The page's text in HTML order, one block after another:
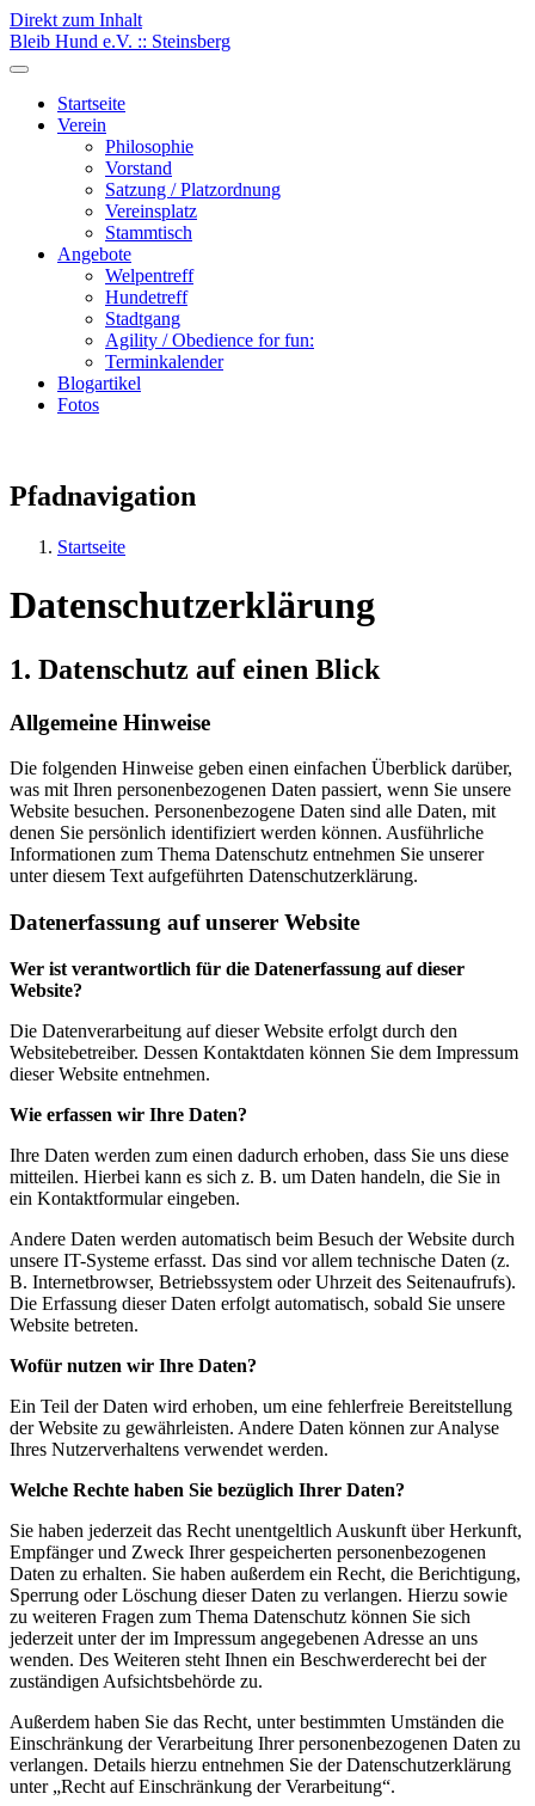
Direkt zum Inhalt
Bleib Hund e.V. :: Steinsberg
Startseite
Verein
Philosophie
Vorstand
Satzung / Platzordnung
Vereinsplatz
Stammtisch
Angebote
Welpentreff
Hundetreff
Stadtgang
Agility / Obedience for fun:
Terminkalender
Blogartikel
Fotos
Pfadnavigation
Startseite
Datenschutzerklärung
1. Datenschutz auf einen Blick
Allgemeine Hinweise
Die folgenden Hinweise geben einen einfachen Überblick darüber,
was mit Ihren personenbezogenen Daten passiert, wenn Sie unsere
Website besuchen. Personenbezogene Daten sind alle Daten, mit
denen Sie persönlich identifiziert werden können. Ausführliche
Informationen zum Thema Datenschutz entnehmen Sie unserer
unter diesem Text aufgeführten Datenschutzerklärung.
Datenerfassung auf unserer Website
Wer ist verantwortlich für die Datenerfassung auf dieser
Website?
Die Datenverarbeitung auf dieser Website erfolgt durch den
Websitebetreiber. Dessen Kontaktdaten können Sie dem Impressum
dieser Website entnehmen.
Wie erfassen wir Ihre Daten?
Ihre Daten werden zum einen dadurch erhoben, dass Sie uns diese
mitteilen. Hierbei kann es sich z. B. um Daten handeln, die Sie in
ein Kontaktformular eingeben.
Andere Daten werden automatisch beim Besuch der Website durch
unsere IT-Systeme erfasst. Das sind vor allem technische Daten (z.
B. Internetbrowser, Betriebssystem oder Uhrzeit des Seitenaufrufs).
Die Erfassung dieser Daten erfolgt automatisch, sobald Sie unsere
Website betreten.
Wofür nutzen wir Ihre Daten?
Ein Teil der Daten wird erhoben, um eine fehlerfreie Bereitstellung
der Website zu gewährleisten. Andere Daten können zur Analyse
Ihres Nutzerverhaltens verwendet werden.
Welche Rechte haben Sie bezüglich Ihrer Daten?
Sie haben jederzeit das Recht unentgeltlich Auskunft über Herkunft,
Empfänger und Zweck Ihrer gespeicherten personenbezogenen
Daten zu erhalten. Sie haben außerdem ein Recht, die Berichtigung,
Sperrung oder Löschung dieser Daten zu verlangen. Hierzu sowie
zu weiteren Fragen zum Thema Datenschutz können Sie sich
jederzeit unter der im Impressum angegebenen Adresse an uns
wenden. Des Weiteren steht Ihnen ein Beschwerderecht bei der
zuständigen Aufsichtsbehörde zu.
Außerdem haben Sie das Recht, unter bestimmten Umständen die
Einschränkung der Verarbeitung Ihrer personenbezogenen Daten zu
verlangen. Details hierzu entnehmen Sie der Datenschutzerklärung
unter „Recht auf Einschränkung der Verarbeitung“.